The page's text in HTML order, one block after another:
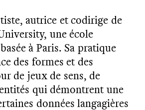
autrice et codirige de
une école
à Paris. Sa pratique
des formes et des
de jeux de sens, de
qui démontrent une
données langagières